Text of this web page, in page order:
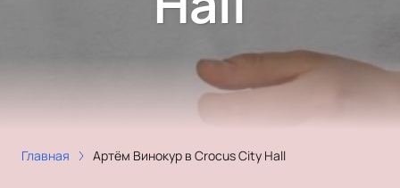
Главная Артём Винокур в Crocus City Hall